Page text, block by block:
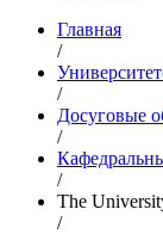
Главная
/
/
Досуговые
/
/
The
/